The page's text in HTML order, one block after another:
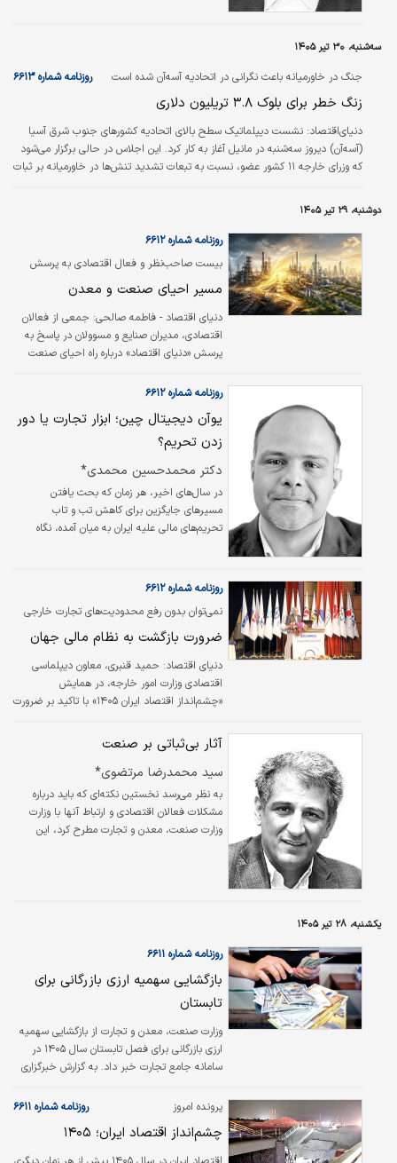
تنش‌های بین‌المللی بتواند راه را برای گسترش
نوین باز کند.
سه‌شنبه، ۳۰ تیر ۱۴۰۵
جنگ در خاورمیانه باعث نگرانی در اتحادیه آسه‌آن شده است روزنامه شماره ۶۶۱۳
زنگ خطر برای بلوک ۳.۸ تریلیون دلاری
دنیای‌اقتصاد: نشست دیپلماتیک سطح بالای اتحادیه کشورهای جنوب شرق آسیا
(آسه‌آن) دیروز سه‌شنبه در مانیل آغاز به کار کرد. این اجلاس در حالی برگزار می‌شود
که وزرای خارجه ۱۱ کشور عضو، نسبت به تبعات تشدید تنش‌ها در خاورمیانه بر ثبات
بلوک در بیانیه‌ای مشترک ابراز نگرانی کردند که تداوم این درگیری‌ها می‌تواند
تلاش‌های میانجی‌گرایانه را تضعیف کرده و چشم‌انداز دیپلماسی را در یک محیط
بین‌المللی شکننده از بین ببرد.
دوشنبه، ۲۹ تیر ۱۴۰۵
بیست صاحب‌نظر و فعال اقتصادی به پرسش
«دنیای اقتصاد» پاسخ دادند
روزنامه شماره ۶۶۱۲
مسیر احیای صنعت و معدن
دنیای اقتصاد - فاطمه صالحی: جمعی از فعالان
اقتصادی، مدیران صنایع و مسوولان در پاسخ به
پرسش «دنیای اقتصاد» درباره راه احیای صنعت
حرکت به سمت اصلاحات ساختاری تاکید کردند.
چالش‌های بخش صنعت و معدن می‌پردازند، اما
بر یک محور مشترک استوار هستند؛ صنعت ایران
باشد، از ناترازی‌های ساختاری در حوزه انرژی، تامین
مالی، سیاستگذاری و حکمرانی اقتصادی آسیب
دیده است. فعالان این حوزه معتقدند ناترازی برق
و…
روزنامه شماره ۶۶۱۲
یوآن دیجیتال چین؛ ابزار تجارت یا دور
زدن تحریم؟
دکتر محمدحسین محمدی*
در سال‌های اخیر، هر زمان که بحث یافتن
مسیرهای جایگزین برای کاهش تب و تاب
تحریم‌های مالی علیه ایران به میان آمده، نگاه
است که در این میان، ظهور یوآن دیجیتال چین به
عنوان یکی از جنجالی‌ترین پدیده‌ها، توجهات زیادی
را در فضای اقتصادی ایران به خود جلب کرده
است.
نمی‌توان بدون رفع محدودیت‌های تجارت خارجی
معیشت مناسبی برای مردم فراهم کرد
روزنامه شماره ۶۶۱۲
ضرورت بازگشت به نظام مالی جهان
دنیای اقتصاد: حمید قنبری، معاون دیپلماسی
اقتصادی وزارت امور خارجه، در همایش
«چشم‌انداز اقتصاد ایران ۱۴۰۵» با تاکید بر ضرورت
کرد که مهم‌ترین پرسش امروز هم برای
سیاستگذاران و هم برای مردم، چشم‌انداز پیش‌روی
اقتصاد ایران است.
آثار بی‌ثباتی بر صنعت
سید محمدرضا مرتضوی*
به نظر می‌رسد نخستین نکته‌ای که باید درباره
مشکلات فعالان اقتصادی و ارتباط آنها با وزارت
وزارت صنعت، معدن و تجارت مطرح کرد، این
یکشنبه، ۲۸ تیر ۱۴۰۵
روزنامه شماره ۶۶۱۱
بازگشایی سهمیه ارزی بازرگانی برای
تابستان
وزارت صنعت، معدن و تجارت از بازگشایی سهمیه
ارزی بازرگانی برای فصل تابستان سال ۱۴۰۵ در
سامانه جامع تجارت خبر داد. به گزارش خبرگزاری
تجارت و بازرگانی، این سهمیه در دسترس است و
بازرگانی فصل تابستان بر مبنای ۶۰ درصد حداکثر
ترخیص سال‌های ۱۴۰۳ و ۱۴۰۴ در حوزه
پرونده امروز روزنامه شماره ۶۶۱۱
چشم‌انداز اقتصاد ایران؛ ۱۴۰۵